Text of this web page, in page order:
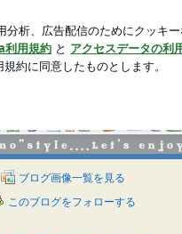
ーリッシュなアレンジをお楽しみ下さい。
ブログ画像一覧を見る
このブログをフォローする